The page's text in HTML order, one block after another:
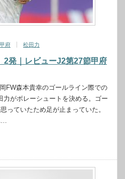
府 松田力
2発｜レビューJ2第27節甲府
森本貴幸のゴールライン際での
力がボレーシュートを決める。ゴー
っていたため足が止まっていた。
…